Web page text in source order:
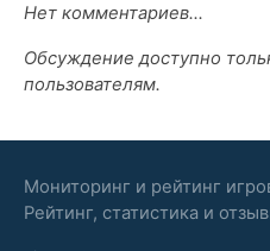
Нет комментариев...
Обсуждение доступно
пользователям.
Мониторинг и рейтинг
Рейтинг, статистика и